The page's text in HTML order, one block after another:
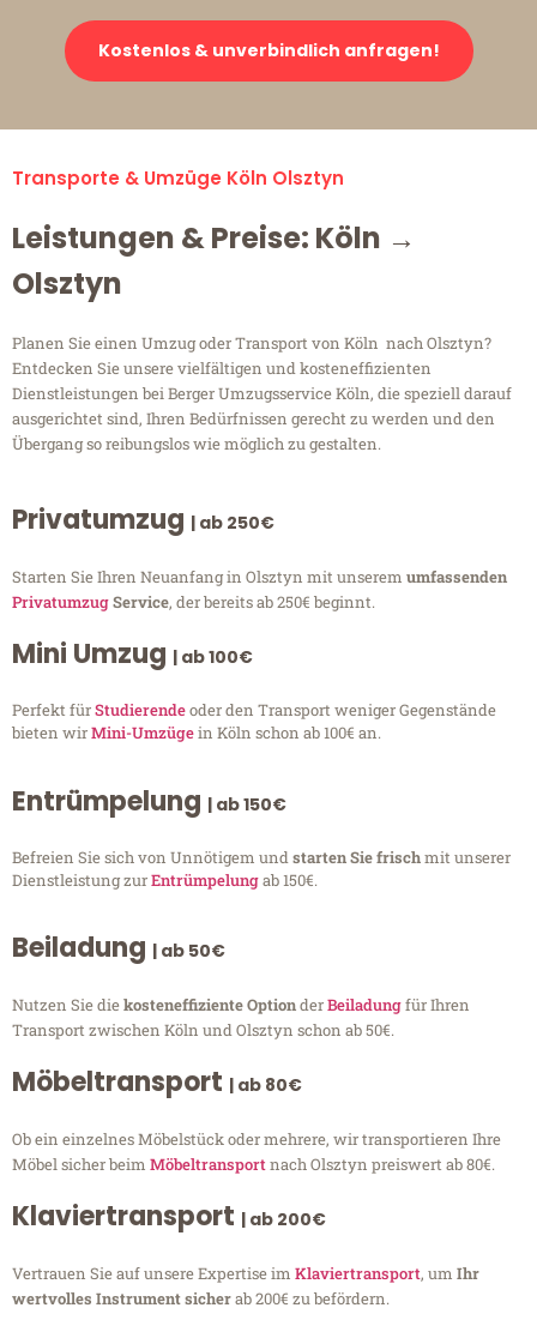
Kostenlos & unverbindlich anfragen!
Transporte & Umzüge Köln Olsztyn
Leistungen & Preise: Köln →
Olsztyn
Planen Sie einen Umzug oder Transport von Köln nach Olsztyn?
Entdecken Sie unsere vielfältigen und kosteneffizienten
Dienstleistungen bei Berger Umzugsservice Köln, die speziell darauf
ausgerichtet sind, Ihren Bedürfnissen gerecht zu werden und den
Übergang so reibungslos wie möglich zu gestalten.
Privatumzug | ab 250€
Starten Sie Ihren Neuanfang in Olsztyn mit unserem umfassenden
PrivatumzugService, der bereits ab 250€ beginnt.
Mini Umzug | ab 100€
Perfekt fürStudierendeoder den Transport weniger Gegenstände
bieten wirMini-Umzügein Köln schon ab 100€ an.
Entrümpelung | ab 150€
Befreien Sie sich von Unnötigem undstarten Sie frischmit unserer
Dienstleistung zurEntrümpelungab 150€.
Beiladung | ab 50€
Nutzen Sie diekosteneffiziente OptionderBeiladungfür Ihren
Transport zwischen Köln und Olsztyn schon ab 50€.
Möbeltransport | ab 80€
Ob ein einzelnes Möbelstück oder mehrere, wir transportieren Ihre
Möbel sicher beim Möbeltransportnach Olsztyn preiswert ab 80€.
Klaviertransport | ab 200€
Vertrauen Sie auf unsere Expertise im Klaviertransport, um Ihr
wertvolles Instrument sicherab 200€ zu befördern.